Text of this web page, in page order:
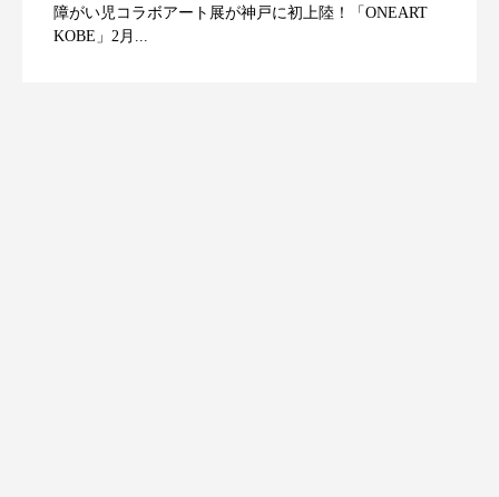
障がい児コラボアート展が神戸に初上陸！「ONEART
KOBE」2月...